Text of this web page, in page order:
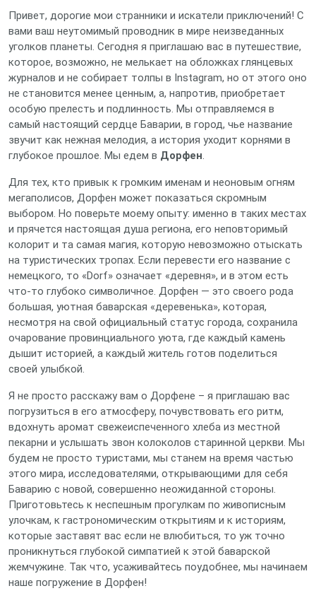
Привет, дорогие мои странники и искатели приключений! С
вами ваш неутомимый проводник в мире неизведанных
уголков планеты. Сегодня я приглашаю вас в путешествие,
которое, возможно, не мелькает на обложках глянцевых
журналов и не собирает толпы в Instagram, но от этого оно
не становится менее ценным, а, напротив, приобретает
особую прелесть и подлинность. Мы отправляемся в
самый настоящий сердце Баварии, в город, чье название
звучит как нежная мелодия, а история уходит корнями в
глубокое прошлое. Мы едем в Дорфен.
Для тех, кто привык к громким именам и неоновым огням
мегаполисов, Дорфен может показаться скромным
выбором. Но поверьте моему опыту: именно в таких местах
и прячется настоящая душа региона, его неповторимый
колорит и та самая магия, которую невозможно отыскать
на туристических тропах. Если перевести его название с
немецкого, то «Dorf» означает «деревня», и в этом есть
что-то глубоко символичное. Дорфен — это своего рода
большая, уютная баварская «деревенька», которая,
несмотря на свой официальный статус города, сохранила
очарование провинциального уюта, где каждый камень
дышит историей, а каждый житель готов поделиться
своей улыбкой.
Я не просто расскажу вам о Дорфене – я приглашаю вас
погрузиться в его атмосферу, почувствовать его ритм,
вдохнуть аромат свежеиспеченного хлеба из местной
пекарни и услышать звон колоколов старинной церкви. Мы
будем не просто туристами, мы станем на время частью
этого мира, исследователями, открывающими для себя
Баварию с новой, совершенно неожиданной стороны.
Приготовьтесь к неспешным прогулкам по живописным
улочкам, к гастрономическим открытиям и к историям,
которые заставят вас если не влюбиться, то уж точно
проникнуться глубокой симпатией к этой баварской
жемчужине. Так что, усаживайтесь поудобнее, мы начинаем
наше погружение в Дорфен!